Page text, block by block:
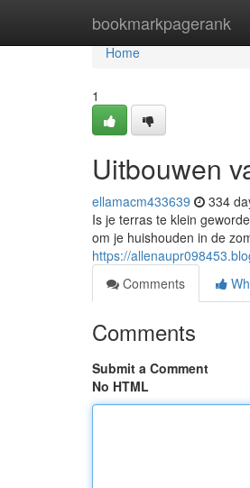
bookmarkpagerank
Home
Home
1
Uitbouwen
ellamacm433639 334
Is je terras te klein
om je huishouden in de
https://
Comments
Comments
Submit a Comment
No HTML